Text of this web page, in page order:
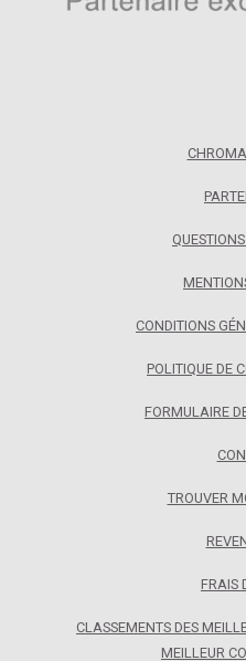
CONDITIONS
POLITIQUE DE
FORMULAIRE
TROUVER
FRAIS
CLASSEMENTS DES
MEILLEUR